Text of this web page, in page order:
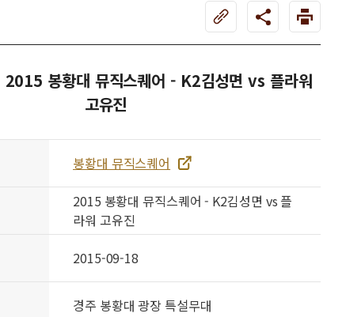
2015 봉황대 뮤직스퀘어 - K2김성면 vs 플라워
고유진
봉황대 뮤직스퀘어
2015 봉황대 뮤직스퀘어 - K2김성면 vs 플
라워 고유진
2015-09-18
경주 봉황대 광장 특설무대